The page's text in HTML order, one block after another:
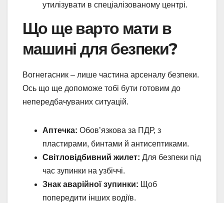
утилізувати в спеціалізованому центрі.
Що ще варто мати в
машині для безпеки?
Вогнегасник – лише частина арсеналу безпеки.
Ось що ще допоможе тобі бути готовим до
непередбачуваних ситуацій.
Аптечка: Обов’язкова за ПДР, з
пластирами, бинтами й антисептиками.
Світловідбивний жилет: Для безпеки під
час зупинки на узбіччі.
Знак аварійної зупинки: Щоб
попередити інших водіїв.